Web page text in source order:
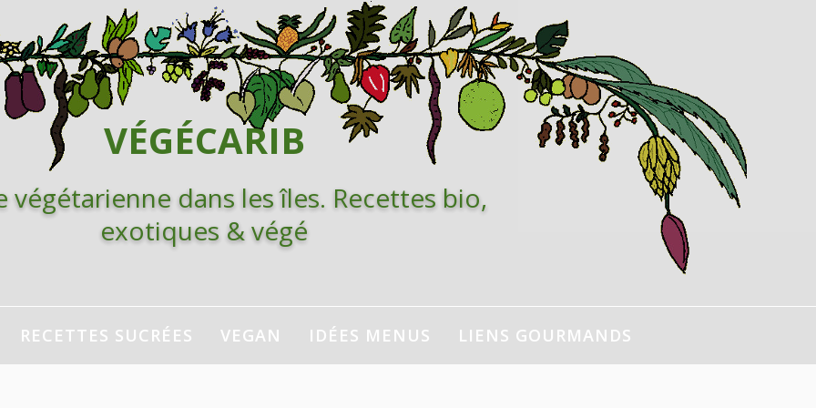
VÉGÉCARIB
végétarienne dans les îles. Recettes bio,
exotiques & végé
RECETTES SUCRÉES VEGAN IDÉES MENUS LIENS GOURMANDS